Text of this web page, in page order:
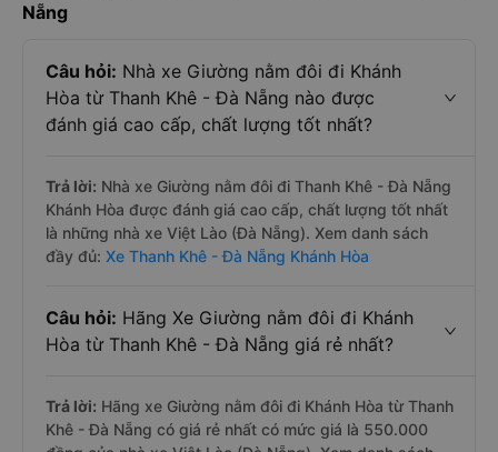
Nẵng
Câu hỏi: Nhà xe Giường nằm đôi đi Khánh
Hòa từ Thanh Khê - Đà Nẵng nào được
đánh giá cao cấp, chất lượng tốt nhất?
Trả lời: Nhà xe Giường nằm đôi đi Thanh Khê - Đà Nẵng
Khánh Hòa được đánh giá cao cấp, chất lượng tốt nhất
là những nhà xe Việt Lào (Đà Nẵng). Xem danh sách
đầy đủ: Xe Thanh Khê - Đà Nẵng Khánh Hòa
Câu hỏi: Hãng Xe Giường nằm đôi đi Khánh
Hòa từ Thanh Khê - Đà Nẵng giá rẻ nhất?
Trả lời: Hãng xe Giường nằm đôi đi Khánh Hòa từ Thanh
Khê - Đà Nẵng có giá rẻ nhất có mức giá là 550.000